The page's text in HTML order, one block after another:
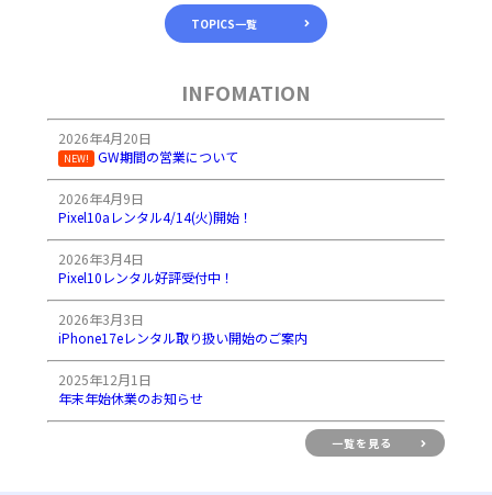
TOPICS一覧
INFOMATION
2026年4月20日
NEW! GW期間の営業について
2026年4月9日
Pixel10aレンタル4/14(火)開始！
2026年3月4日
Pixel10レンタル好評受付中！
2026年3月3日
iPhone17eレンタル取り扱い開始のご案内
2025年12月1日
年末年始休業のお知らせ
一覧を見る